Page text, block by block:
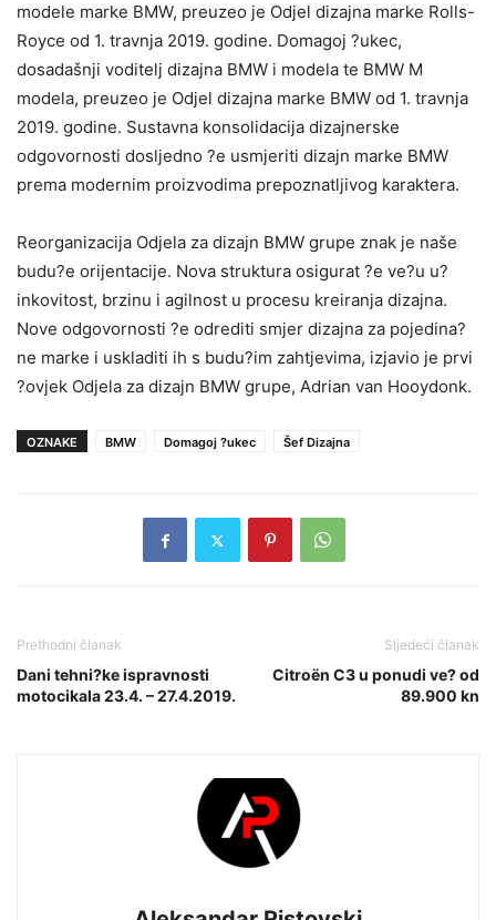
modele marke BMW, preuzeo je Odjel dizajna marke Rolls-
Royce od 1. travnja 2019. godine. Domagoj ?ukec,
dosadašnji voditelj dizajna BMW i modela te BMW M
modela, preuzeo je Odjel dizajna marke BMW od 1. travnja
2019. godine. Sustavna konsolidacija dizajnerske
odgovornosti dosljedno ?e usmjeriti dizajn marke BMW
prema modernim proizvodima prepoznatljivog karaktera.
Reorganizacija Odjela za dizajn BMW grupe znak je naše
budu?e orijentacije. Nova struktura osigurat ?e ve?u u?
inkovitost, brzinu i agilnost u procesu kreiranja dizajna.
Nove odgovornosti ?e odrediti smjer dizajna za pojedina?
ne marke i uskladiti ih s budu?im zahtjevima, izjavio je prvi
?ovjek Odjela za dizajn BMW grupe, Adrian van Hooydonk.
OZNAKE BMW Domagoj ?ukec Šef Dizajna
Prethodni članak
Dani tehni?ke ispravnosti
motocikala 23.4. – 27.4.2019.
Sljedeći članak
Citroën C3 u ponudi ve? od
89.900 kn